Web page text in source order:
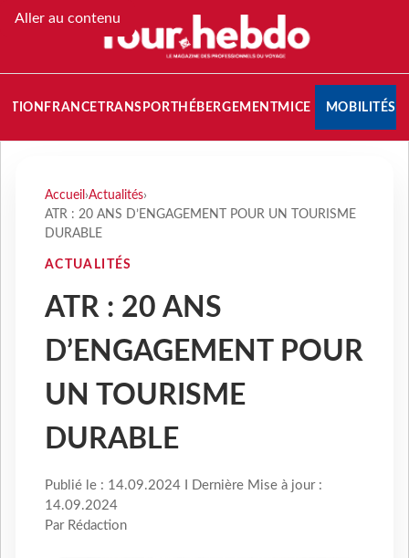
Aller au contenu
FRANCETRANSPORT HÉBERGEMENTMICE MOBILITÉS
Accueil ›Actualités›
ATR : 20 ANS D’ENGAGEMENT POUR UN TOURISME
DURABLE
ACTUALITÉS
ATR : 20 ANS
D’ENGAGEMENT POUR
UN TOURISME
DURABLE
Publié le : 14.09.2024 I Dernière Mise à jour :
14.09.2024
Par Rédaction